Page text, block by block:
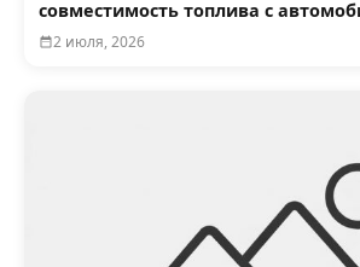
совместимость топлива с
2 июля, 2026